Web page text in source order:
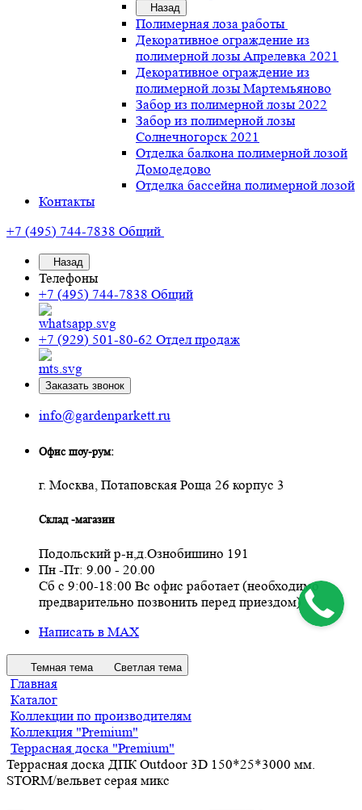
Назад
Полимерная лоза работы
Декоративное ограждение из
полимерной лозы Апрелевка 2021
Декоративное ограждение из
полимерной лозы Мартемьяново
Забор из полимерной лозы 2022
Забор из полимерной лозы
Солнечногорск 2021
Отделка балкона полимерной лозой
Домодедово
Отделка бассейна полимерной лозой
Контакты
+7 (495) 744-7838 Общий
Назад
Телефоны
+7 (495) 744-7838 Общий
+7 (929) 501-80-62 Отдел продаж
Заказать звонок
info@gardenparkett.ru
Офис шоу-рум:
г. Москва, Потаповская Роща 26 корпус 3
Склад -магазин
Подольский р-н,д.Ознобишино 191
Пн -Пт: 9.00 - 20.00
Сб с 9:00-18:00 Вс офис работает (необходимо
предварительно позвонить перед приездом)
Написать в MAX
Темная тема Светлая тема
Главная
Каталог
Коллекции по производителям
Коллекция "Premium"
Террасная доска "Premium"
Террасная доска ДПК Outdoor 3D 150*25*3000 мм.
STORM/вельвет серая микс